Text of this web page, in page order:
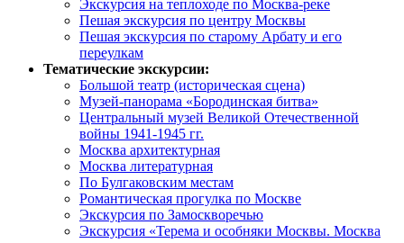
Экскурсия на теплоходе по Москва-реке
Пешая экскурсия по центру Москвы
Пешая экскурсия по старому Арбату и его
переулкам
Тематические экскурсии:
Большой театр (историческая сцена)
Музей-панорама «Бородинская битва»
Центральный музей Великой Отечественной
войны 1941-1945 гг.
Москва архитектурная
Москва литературная
По Булгаковским местам
Романтическая прогулка по Москве
Экскурсия по Замоскворечью
Экскурсия «Терема и особняки Москвы. Москва